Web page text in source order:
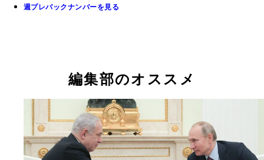
週プレバックナンバーを見る
編集部のオススメ